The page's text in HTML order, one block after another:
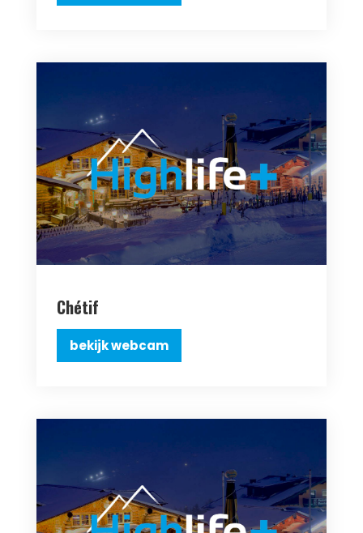
Chétif
bekijk webcam